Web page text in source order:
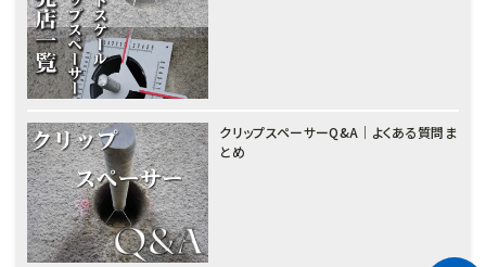
クリップスペーサーQ&A｜よくある質問ま
とめ